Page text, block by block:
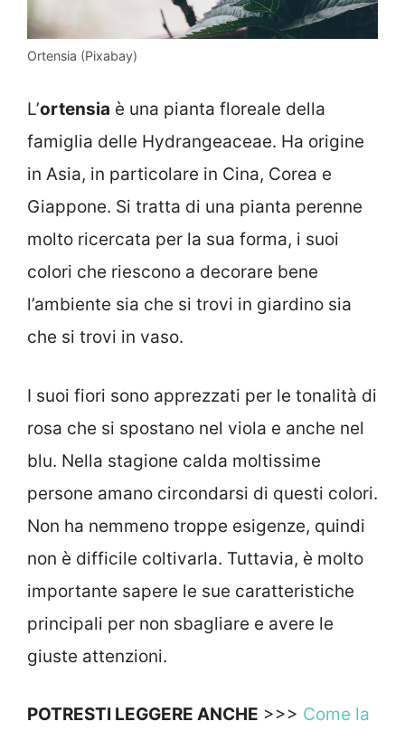
Ortensia (Pixabay)
L’ortensia è una pianta floreale della
famiglia delle Hydrangeaceae. Ha origine
in Asia, in particolare in Cina, Corea e
Giappone. Si tratta di una pianta perenne
molto ricercata per la sua forma, i suoi
colori che riescono a decorare bene
l’ambiente sia che si trovi in giardino sia
che si trovi in vaso.
I suoi fiori sono apprezzati per le tonalità di
rosa che si spostano nel viola e anche nel
blu. Nella stagione calda moltissime
persone amano circondarsi di questi colori.
Non ha nemmeno troppe esigenze, quindi
non è difficile coltivarla. Tuttavia, è molto
importante sapere le sue caratteristiche
principali per non sbagliare e avere le
giuste attenzioni.
POTRESTI LEGGERE ANCHE >>> Come la